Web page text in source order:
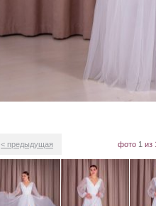
< предыдущая фото 1 из